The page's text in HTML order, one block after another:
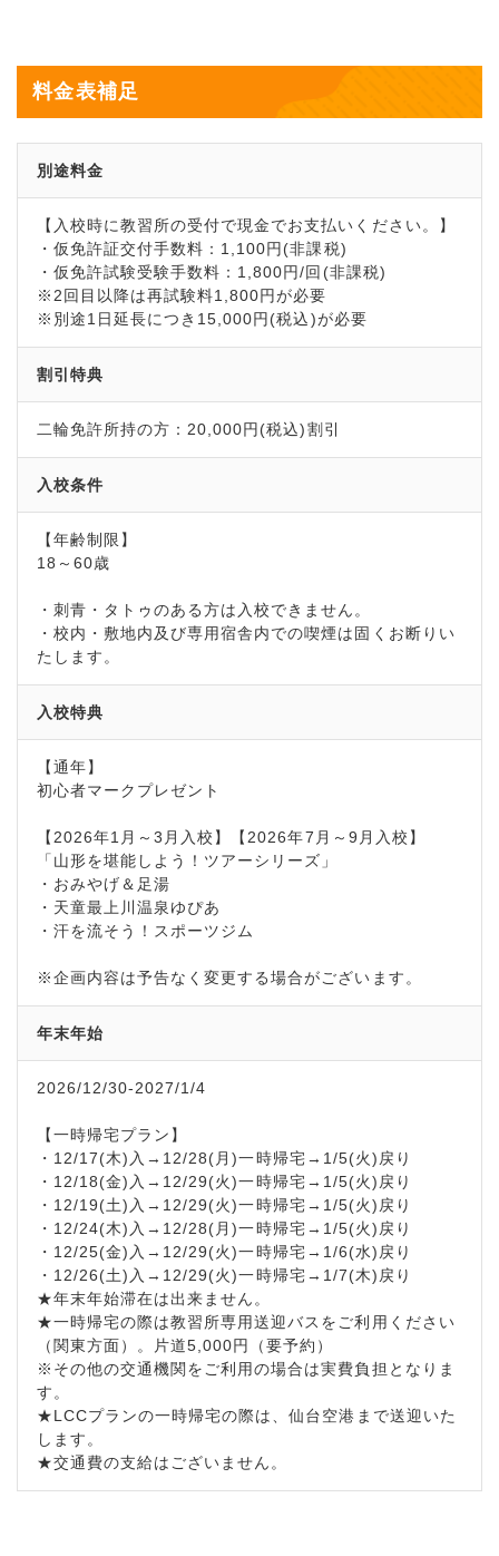
料金表補足
別途料金
【入校時に教習所の受付で現金でお支払いください。】
・仮免許証交付手数料：1,100円(非課税)
・仮免許試験受験手数料：1,800円/回(非課税)
※2回目以降は再試験料1,800円が必要
※別途1日延長につき15,000円(税込)が必要
割引特典
二輪免許所持の方：20,000円(税込)割引
入校条件
【年齢制限】
18～60歳
・刺青・タトゥのある方は入校できません。
・校内・敷地内及び専用宿舎内での喫煙は固くお断りい
たします。
入校特典
【通年】
初心者マークプレゼント
【2026年1月～3月入校】【2026年7月～9月入校】
「山形を堪能しよう！ツアーシリーズ」
・おみやげ＆足湯
・天童最上川温泉ゆぴあ
・汗を流そう！スポーツジム
※企画内容は予告なく変更する場合がございます。
年末年始
2026/12/30-2027/1/4
【一時帰宅プラン】
・12/17(木)入→12/28(月)一時帰宅→1/5(火)戻り
・12/18(金)入→12/29(火)一時帰宅→1/5(火)戻り
・12/19(土)入→12/29(火)一時帰宅→1/5(火)戻り
・12/24(木)入→12/28(月)一時帰宅→1/5(火)戻り
・12/25(金)入→12/29(火)一時帰宅→1/6(水)戻り
・12/26(土)入→12/29(火)一時帰宅→1/7(木)戻り
★年末年始滞在は出来ません。
★一時帰宅の際は教習所専用送迎バスをご利用ください
（関東方面）。片道5,000円（要予約）
※その他の交通機関をご利用の場合は実費負担となりま
す。
★LCCプランの一時帰宅の際は、仙台空港まで送迎いた
します。
★交通費の支給はございません。